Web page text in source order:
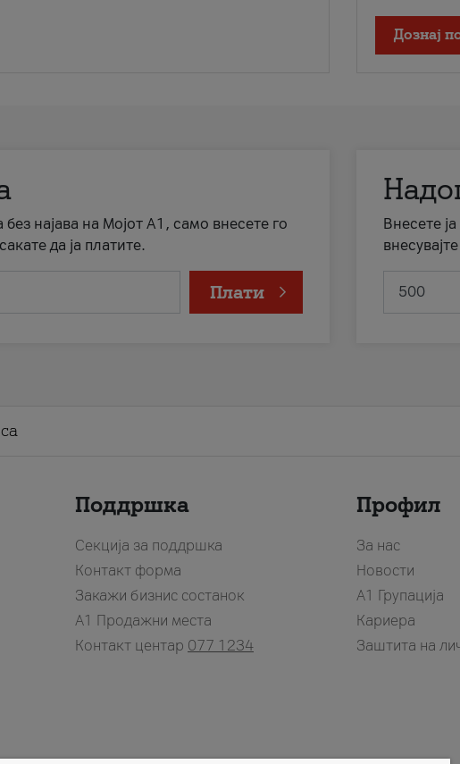
Дознај
најава на Мојот А1, само внесете го
да ја платите.
Плати
Внесете
Поддршка
Секција за поддршка
Контакт форма
Закажи бизнис состанок
A1 Продажни места
Контакт центар 077 1234
Профил
За нас
Новости
А1 Групација
Кариера
Заштита на